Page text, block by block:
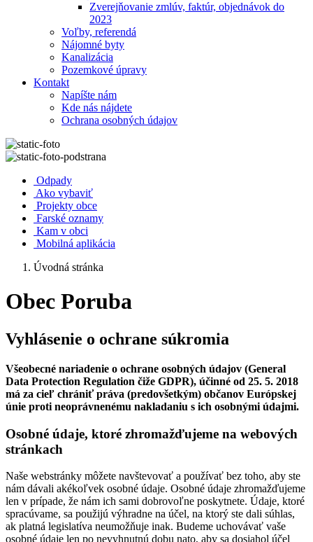
Zverejňovanie zmlúv, faktúr, objednávok do
2023
Voľby, referendá
Nájomné byty
Kanalizácia
Pozemkové úpravy
Kontakt
Napíšte nám
Kde nás nájdete
Ochrana osobných údajov
Odpady
Ako vybaviť
Projekty obce
Farské oznamy
Kam v obci
Mobilná aplikácia
Úvodná stránka
Obec Poruba
Vyhlásenie o ochrane súkromia
Všeobecné nariadenie o ochrane osobných údajov (General
Data Protection Regulation čiže GDPR), účinné od 25. 5. 2018
má za cieľ chrániť práva (predovšetkým) občanov Európskej
únie proti neoprávnenému nakladaniu s ich osobnými údajmi.
Osobné údaje, ktoré zhromažďujeme na webových
stránkach
Naše webstránky môžete navštevovať a používať bez toho, aby ste
nám dávali akékoľvek osobné údaje. Osobné údaje zhromažďujeme
len v prípade, že nám ich sami dobrovoľne poskytnete. Údaje, ktoré
spracúvame, sa použijú výhradne na účel, na ktorý ste dali súhlas,
ak platná legislatíva neumožňuje inak. Budeme uchovávať vaše
osobné údaje len po nevyhnutnú dobu nato, aby sa dosiahol účel